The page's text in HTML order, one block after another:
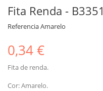
Fita Renda - B3351
ReferenciaAmarelo
0,34 €
Fita de renda.
Cor: Amarelo.